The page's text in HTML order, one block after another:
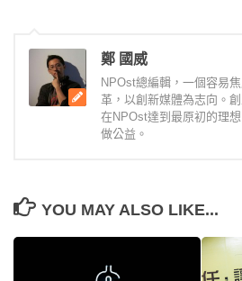
鄭 國威
NPOst總編輯，一個容易
革，以創新媒體為志向。
在NPOst達到最原初的理
做公益。
YOU MAY ALSO LIKE...